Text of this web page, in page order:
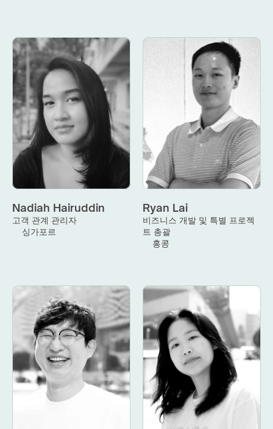
Nadiah Hairuddin
고객 관계 관리자
싱가포르
Ryan Lai
비즈니스 개발 및 특별 프로젝
트 총괄
홍콩